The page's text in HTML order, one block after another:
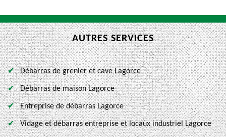
AUTRES SERVICES
Débarras de grenier et cave Lagorce
Débarras de maison Lagorce
Entreprise de débarras Lagorce
Vidage et débarras entreprise et locaux industriel Lagorce